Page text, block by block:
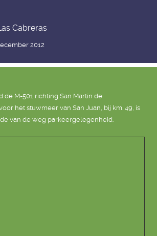
2012
de M-501 richting San Martín de
het stuwmeer van San Juan, bij km. 49, is
van de weg parkeergelegenheid.